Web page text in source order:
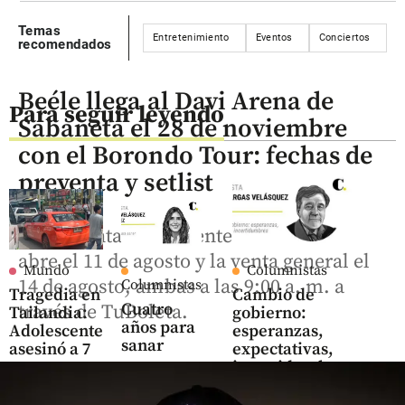
Temas
recomendados
Entretenimiento Eventos Conciertos
Para seguir leyendo
Mundo
Tragedia en
Tailandia:
Adolescente
asesinó a 7
personas,
Columnistas
Cuatro
años para
sanar
share
Columnistas
Cambio de
gobierno:
esperanzas,
expectativas,
incertidumbres
Beéle llega al Davi Arena de
Sabaneta el 28 de noviembre
con el Borondo Tour: fechas de
preventa y setlist
La preventa para clientes Davi Arena
abre el 11 de agosto y la venta general el
14 de agosto, ambas a las 9:00 a. m. a
través de TuBoleta.